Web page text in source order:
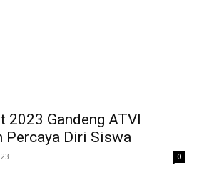
2023 Gandeng ATVI
Percaya Diri Siswa
0